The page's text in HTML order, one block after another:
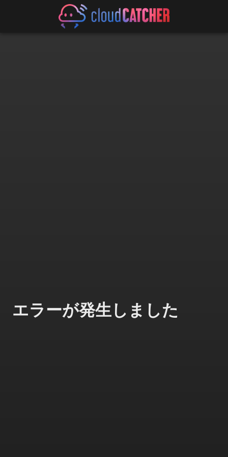
エラーが発生しました